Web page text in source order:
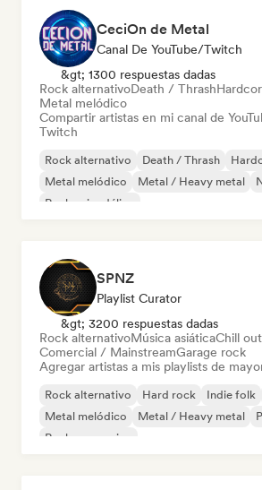
CeciOn de Metal
Canal De YouTube/Twitch
&gt; 1300 respuestas dadas
Rock alternativoDeath / Thrash
Metal melódico
Compartir artistas en mi canal de
Twitch
Rock alternativo Death / Thrash
Metal melódico
Metal / Heavy metal
Rock psicodélico
SPNZ
Playlist Curator
&gt; 3200 respuestas dadas
Rock alternativoMúsica asiáticaChill out
Comercial / MainstreamGarage rock
Agregar artistas a mis playlists de
Rock alternativo Hard rock Indie folk
Metal melódico
Metal / Heavy metal
Rock progresivo